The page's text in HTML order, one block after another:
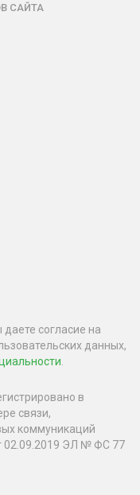
САЙТА
согласие на
данных,
в
связи,
коммуникаций
02.09.2019 ЭЛ № ФС 77